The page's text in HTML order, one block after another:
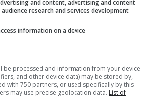
дан или историју времена
графика:
у часовним интервалима
позадина). Што је сива позадина
and content, advertising and content
research and services development
information on a device
be processed and information from your device
and other device data) may be stored by,
with 750 partners, or used specifically by this
may use precise geolocation data. List of